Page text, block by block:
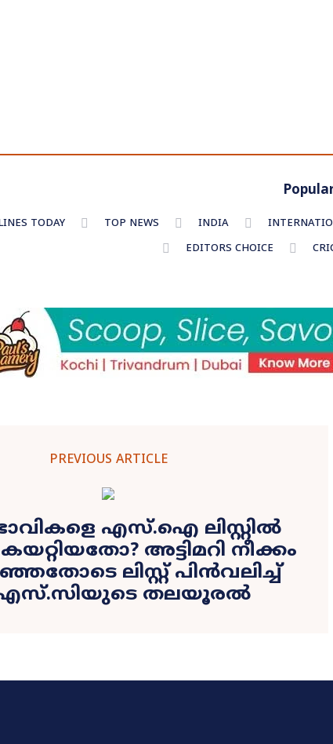
TODAY TOP NEWS INDIA
EDITORS CHOICE
PREVIOUS ARTICLE
എസ്.ഐ ലിസ്റ്റിൽ
അട്ടിമറി നീക്കം
ലിസ്റ്റ് പിൻവലിച്ച്
തലയൂരൽ